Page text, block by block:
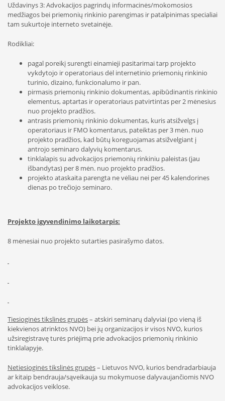
Uždavinys 3: Advokacijos pagrindų informacinės/mokomosios
medžiagos bei priemonių rinkinio parengimas ir patalpinimas specialiai
tam sukurtoje interneto svetainėje.
Rodikliai:
pagal poreikį surengti einamieji pasitarimai tarp projekto
vykdytojo ir operatoriaus dėl internetinio priemonių rinkinio
turinio, dizaino, funkcionalumo ir pan.
pirmasis priemonių rinkinio dokumentas, apibūdinantis rinkinio
elementus, aptartas ir operatoriaus patvirtintas per 2 mėnesius
nuo projekto pradžios.
antrasis priemonių rinkinio dokumentas, kuris atsižvelgs į
operatoriaus ir FMO komentarus, pateiktas per 3 mėn. nuo
projekto pradžios, kad būtų koreguojamas atsižvelgiant į
antrojo seminaro dalyvių komentarus.
tinklalapis su advokacijos priemonių rinkiniu paleistas (jau
išbandytas) per 8 mėn. nuo projekto pradžios.
projekto ataskaita parengta ne vėliau nei per 45 kalendorines
dienas po trečiojo seminaro.
Projekto įgyvendinimo laikotarpis:
8 mėnesiai nuo projekto sutarties pasirašymo datos.
Tiesioginės tikslinės grupės– atskiri seminarų dalyviai (po vieną iš
kiekvienos atrinktos NVO) bei jų organizacijos ir visos NVO, kurios
užsiregistravę turės priėjimą prie advokacijos priemonių rinkinio
tinklalapyje.
Netiesioginės tikslinės grupės– Lietuvos NVO, kurios bendradarbiauja
ar kitaip bendrauja/sąveikauja su mokymuose dalyvaujančiomis NVO
advokacijos veiklose.